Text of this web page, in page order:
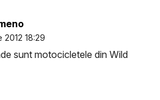
18:29
sunt motocicletele din Wild